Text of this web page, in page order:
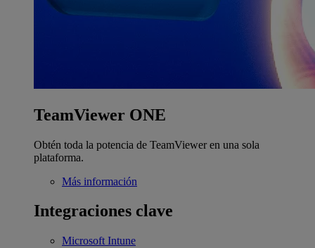
TeamViewer ONE
Obtén toda la potencia de TeamViewer en una sola
plataforma.
Más información
Integraciones clave
Microsoft Intune